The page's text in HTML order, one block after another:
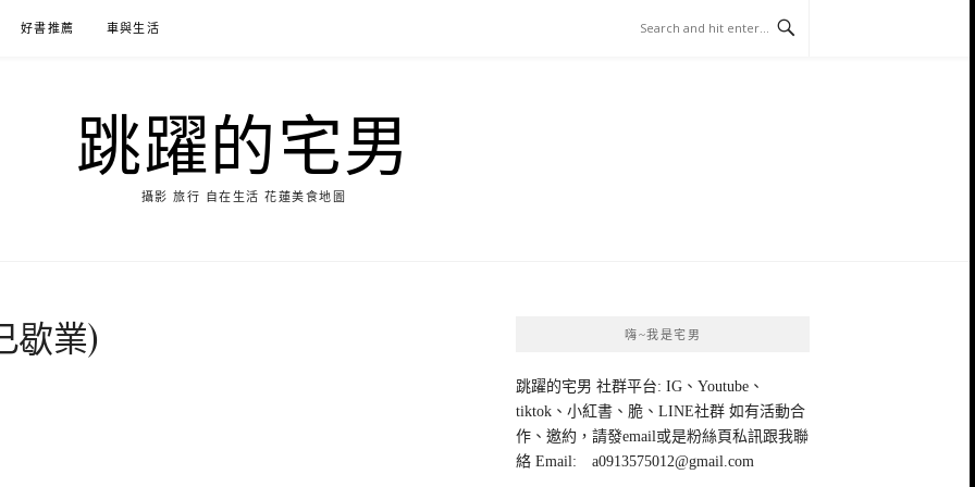
好書推薦 車與生活
跳躍的宅男
攝影 旅行 自在生活 花蓮美食地圖
歇業) 嗨~我是宅男
跳躍的宅男 社群平台: IG、Youtube、
tiktok、小紅書、脆、LINE社群 如有活動合
作、邀約，請發email或是粉絲頁私訊跟我聯
絡 Email: a0913575012@gmail.com